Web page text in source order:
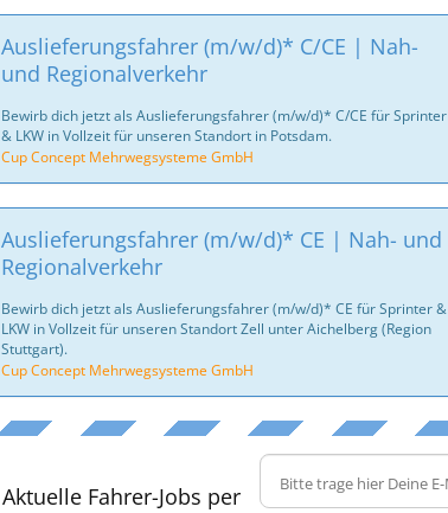
Auslieferungsfahrer (m/w/d)* C/CE | Nah-
und Regionalverkehr
Bewirb dich jetzt als Auslieferungsfahrer (m/w/d)* C/CE für Sprinter
& LKW in Vollzeit für unseren Standort in Potsdam.
Cup Concept Mehrwegsysteme GmbH
Auslieferungsfahrer (m/w/d)* CE | Nah- und
Regionalverkehr
Bewirb dich jetzt als Auslieferungsfahrer (m/w/d)* CE für Sprinter &
LKW in Vollzeit für unseren Standort Zell unter Aichelberg (Region
Stuttgart).
Cup Concept Mehrwegsysteme GmbH
Aktuelle Fahrer-Jobs per